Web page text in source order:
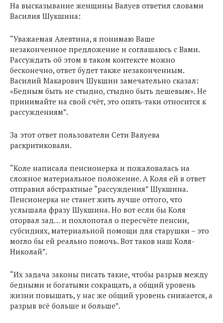
На высказывание женщины Валуев ответил словами
Василия Шукшина:
“Уважаемая Алевтина, я понимаю Ваше
незаконченное предложение и соглашаюсь с Вами.
Рассуждать об этом в таком контексте можно
бесконечно, ответ будет также незаконченным.
Василий Макарович Шукшин замечательно сказал:
«Бедным быть не стыдно, стыдно быть дешевым». Не
принимайте на свой счёт, это опять-таки относится к
рассуждениям”.
За этот ответ пользователи Сети Валуева
раскритиковали.
“Коле написала пенсионерка и пожаловалась на
сложное материальное положение. А Коля ей в ответ
отправил абстрактные “рассуждения” Шукшина.
Пенсионерка не станет жить лучше оттого, что
услышала фразу Шукшина. Но вот если бы Коля
оторвал зад… и похлопотал о пересчёте пенсии,
субсидиях, материальной помощи для старушки – это
могло бы ей реально помочь. Вот таков наш Коля-
Николай”.
“Их задача законы писать такие, чтобы разрыв между
бедными и богатыми сокращать, а общий уровень
жизни повышать, у нас же общий уровень снижается, а
разрыв всё больше и больше”.